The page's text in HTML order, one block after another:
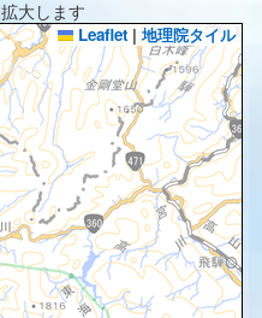
大します
Leaflet | 地理院タイル